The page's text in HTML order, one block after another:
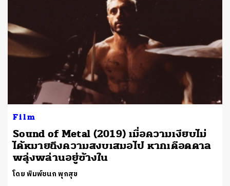
Film
Sound of Metal (2019) เมื่อความเงียบไม่
ได้หมายถึงความสงบเสมอไป หากเดือดดาล
พลุ่งพล่านอยู่ข้างใน
โดย พิมพ์ชนก พุกสุข